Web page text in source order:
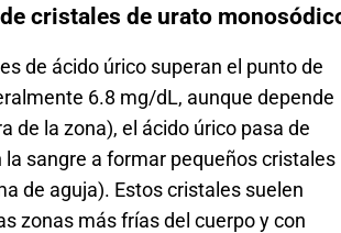
cristales de urato
de ácido úrico superan el punto de
6.8 mg/dL, aunque depende
de la zona), el ácido úrico pasa de
sangre a formar pequeños cristales
de aguja). Estos cristales suelen
zonas más frías del cuerpo y con